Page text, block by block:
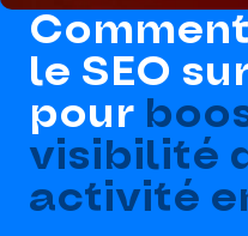
le SEO
pour
visibilité
activité